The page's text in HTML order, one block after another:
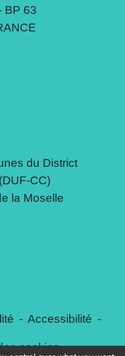
BP 63
du District
CC)
la Moselle
- Accessibilité -
cookies